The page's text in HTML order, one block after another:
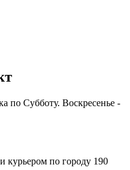
по Субботу. Воскресенье -
курьером по городу 190